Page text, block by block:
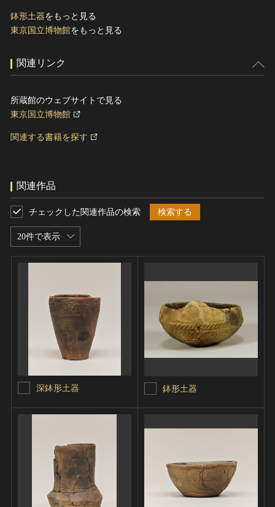
鉢形土器をもっと見る
東京国立博物館をもっと見る
関連リンク
所蔵館のウェブサイトで見る
東京国立博物館
関連する書籍を探す
関連作品
20件で表示
チェックした関連作品の検索 検索する
深鉢形土器 鉢形土器